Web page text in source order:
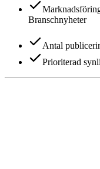
Branschnyheter
Antal
Prioriterad